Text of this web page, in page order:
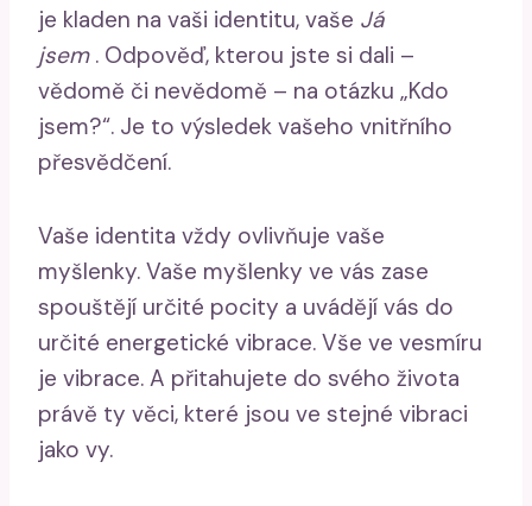
je kladen na vaši identitu, vaše Já
jsem. Odpověď, kterou jste si dali –
vědomě či nevědomě – na otázku „Kdo
jsem?“. Je to výsledek vašeho vnitřního
přesvědčení.
Vaše identita vždy ovlivňuje vaše
myšlenky. Vaše myšlenky ve vás zase
spouštějí určité pocity a uvádějí vás do
určité energetické vibrace. Vše ve vesmíru
je vibrace. A přitahujete do svého života
právě ty věci, které jsou ve stejné vibraci
jako vy.